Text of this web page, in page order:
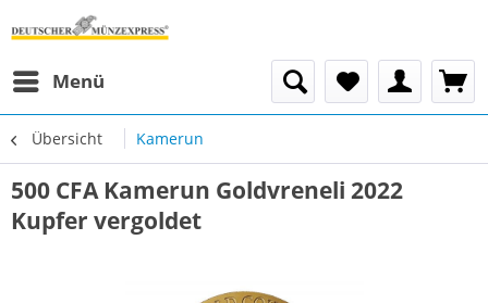
Menü
Übersicht Kamerun
500 CFA Kamerun Goldvreneli 2022
Kupfer vergoldet